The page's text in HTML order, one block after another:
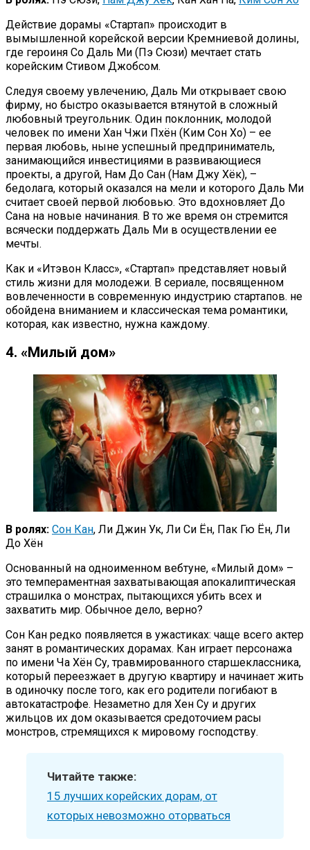
Действие дорамы «Стартап» происходит в
вымышленной корейской версии Кремниевой долины,
где героиня Со Даль Ми (Пэ Сюзи) мечтает стать
корейским Стивом Джобсом.
Следуя своему увлечению, Даль Ми открывает свою
фирму, но быстро оказывается втянутой в сложный
любовный треугольник. Один поклонник, молодой
человек по имени Хан Чжи Пхён (Ким Сон Хо) – ее
первая любовь, ныне успешный предприниматель,
занимающийся инвестициями в развивающиеся
проекты, а другой, Нам До Сан (Нам Джу Хёк), –
бедолага, который оказался на мели и которого Даль Ми
считает своей первой любовью. Это вдохновляет До
Сана на новые начинания. В то же время он стремится
всячески поддержать Даль Ми в осуществлении ее
мечты.
Как и «Итэвон Класс», «Стартап» представляет новый
стиль жизни для молодежи. В сериале, посвященном
вовлеченности в современную индустрию стартапов. не
обойдена вниманием и классическая тема романтики,
которая, как известно, нужна каждому.
4. «Милый дом»
В ролях: Сон Кан, Ли Джин Ук, Ли Си Ён, Пак Гю Ён, Ли
До Хён
Основанный на одноименном вебтуне, «Милый дом» –
это темпераментная захватывающая апокалиптическая
страшилка о монстрах, пытающихся убить всех и
захватить мир. Обычное дело, верно?
Сон Кан редко появляется в ужастиках: чаще всего актер
занят в романтических дорамах. Кан играет персонажа
по имени Ча Хён Су, травмированного старшеклассника,
который переезжает в другую квартиру и начинает жить
в одиночку после того, как его родители погибают в
автокатастрофе. Незаметно для Хен Су и других
жильцов их дом оказывается средоточием расы
монстров, стремящихся к мировому господству.
Читайте также:
15 лучших корейских дорам, от
которых невозможно оторваться